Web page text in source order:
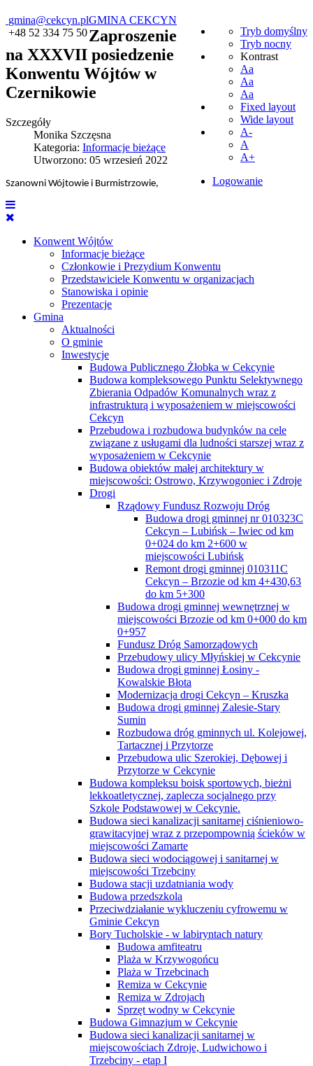
gmina@cekcyn.pl
+48 52 334 75 50
Tryb domyślny
Tryb nocny
Kontrast
Aa
Aa
Aa
Fixed layout
Wide layout
A-
A
A+
Logowanie
GMINA CEKCYN
Konwent Wójtów
Informacje bieżące
Członkowie i Prezydium Konwentu
Przedstawiciele Konwentu w organizacjach
Stanowiska i opinie
Prezentacje
Gmina
Aktualności
O gminie
Inwestycje
Budowa Publicznego Żłobka w Cekcynie
Budowa kompleksowego Punktu Selektywnego
Zbierania Odpadów Komunalnych wraz z
infrastrukturą i wyposażeniem w miejscowości
Cekcyn
Przebudowa i rozbudowa budynków na cele
związane z usługami dla ludności starszej wraz z
wyposażeniem w Cekcynie
Budowa obiektów małej architektury w
miejscowości: Ostrowo, Krzywogoniec i Zdroje
Drogi
Rządowy Fundusz Rozwoju Dróg
Budowa drogi gminnej nr 010323C
Cekcyn – Lubińsk – Iwiec od km
0+024 do km 2+600 w
miejscowości Lubińsk
Remont drogi gminnej 010311C
Cekcyn – Brzozie od km 4+430,63
do km 5+300
Budowa drogi gminnej wewnętrznej w
miejscowości Brzozie od km 0+000 do km
0+957
Fundusz Dróg Samorządowych
Przebudowy ulicy Młyńskiej w Cekcynie
Budowa drogi gminnej Łosiny -
Kowalskie Błota
Modernizacja drogi Cekcyn – Kruszka
Budowa drogi gminnej Zalesie-Stary
Sumin
Rozbudowa dróg gminnych ul. Kolejowej,
Tartacznej i Przytorze
Przebudowa ulic Szerokiej, Dębowej i
Przytorze w Cekcynie
Budowa kompleksu boisk sportowych, bieżni
lekkoatletycznej, zaplecza socjalnego przy
Szkole Podstawowej w Cekcynie.
Budowa sieci kanalizacji sanitarnej ciśnieniowo-
grawitacyjnej wraz z przepompownią ścieków w
miejscowości Zamarte
Budowa sieci wodociągowej i sanitarnej w
miejscowości Trzebciny
Budowa stacji uzdatniania wody
Budowa przedszkola
Przeciwdziałanie wykluczeniu cyfrowemu w
Gminie Cekcyn
Bory Tucholskie - w labiryntach natury
Budowa amfiteatru
Plaża w Krzywogońcu
Plaża w Trzebcinach
Remiza w Cekcynie
Remiza w Zdrojach
Sprzęt wodny w Cekcynie
Budowa Gimnazjum w Cekcynie
Budowa sieci kanalizacji sanitarnej w
miejscowościach Zdroje, Ludwichowo i
Trzebciny - etap I
Zaproszenie
na XXXVII posiedzenie
Konwentu Wójtów w
Czernikowie
Szczegóły
Monika Szczęsna
Kategoria: Informacje bieżące
Utworzono: 05 wrzesień 2022
Szanowni Wójtowie i Burmistrzowie,